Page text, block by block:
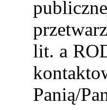
lit. a
Panią/